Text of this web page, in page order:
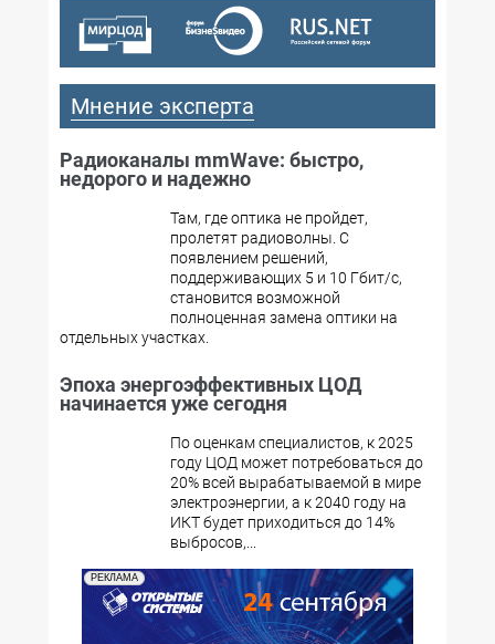
Мнение эксперта
Радиоканалы mmWave: быстро,
недорого и надежно
Там, где оптика не пройдет,
пролетят радиоволны. С
появлением решений,
поддерживающих 5 и 10 Гбит/с,
становится возможной
полноценная замена оптики на
отдельных участках.
Эпоха энергоэффективных ЦОД
начинается уже сегодня
По оценкам специалистов, к 2025
году ЦОД может потребоваться до
20% всей вырабатываемой в мире
электроэнергии, а к 2040 году на
ИКТ будет приходиться до 14%
выбросов,...
РЕКЛАМА